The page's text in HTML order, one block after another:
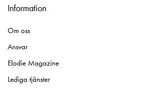
Information
Om oss
Ansvar
Elodie Magazine
Lediga tjänster